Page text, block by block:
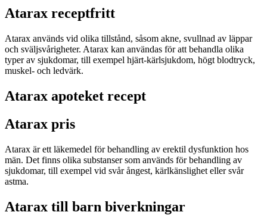
Atarax receptfritt
Atarax används vid olika tillstånd, såsom akne, svullnad av läppar
och sväljsvårigheter. Atarax kan användas för att behandla olika
typer av sjukdomar, till exempel hjärt-kärlsjukdom, högt blodtryck,
muskel- och ledvärk.
Atarax apoteket recept
Atarax pris
Atarax är ett läkemedel för behandling av erektil dysfunktion hos
män. Det finns olika substanser som används för behandling av
sjukdomar, till exempel vid svår ångest, kärlkänslighet eller svår
astma.
Atarax till barn biverkningar